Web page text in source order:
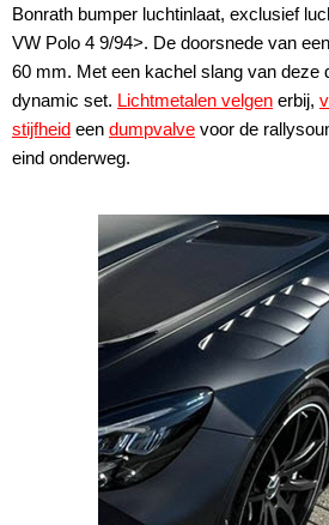
Bonrath bumper luchtinlaat, exclusief
VW Polo 4 9/94>. De doorsnede van
60 mm. Met een kachel slang van deze
dynamic set. Lichtmetalen velgen erbij,
stijfheid een dumpvalve voor de
eind onderweg.